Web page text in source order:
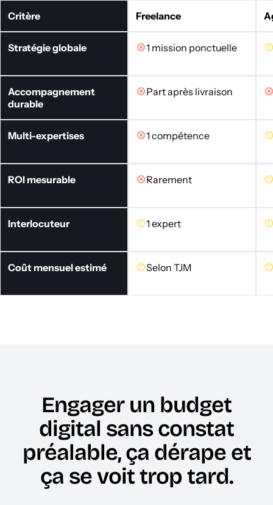
Critère Freelance
Stratégie globale 1 mission ponctuelle
Accompagnement
durable
Part après livraison
Multi-expertises 1 compétence
ROI mesurable Rarement
Interlocuteur 1 expert
Coût mensuel estimé Selon TJM
Engager un budget
digital sans constat
préalable, ça dérape et
ça se voit trop tard.